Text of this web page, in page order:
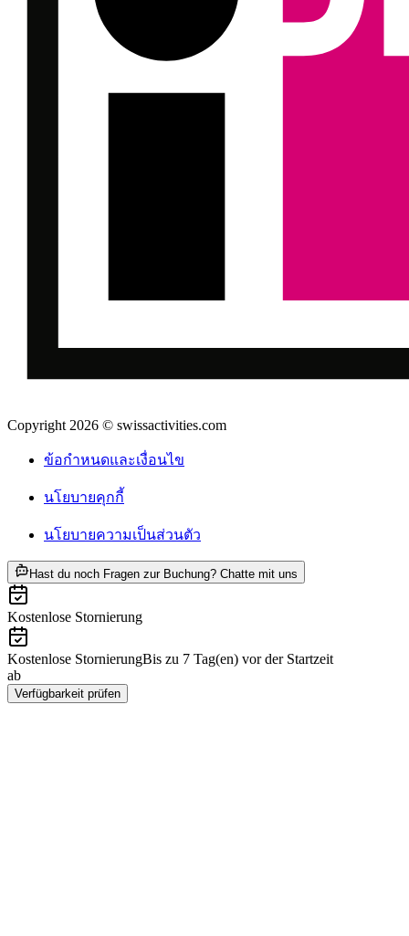
Copyright 2026 © swissactivities.com
ข้อกำหนดและเงื่อนไข
นโยบายคุกกี้
นโยบายความเป็นส่วนตัว
Hast du noch Fragen zur Buchung? Chatte mit uns
Kostenlose Stornierung
Kostenlose StornierungBis zu 7 Tag(en) vor der Startzeit
ab
Verfügbarkeit prüfen